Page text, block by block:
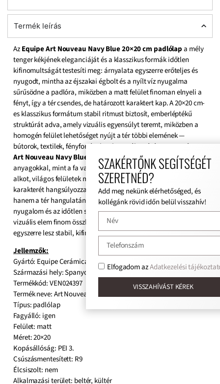
Termék leírás
AzEquipe Art Nouveau Navy Blue 20×20 cm padlólapa mély
tenger kékjének eleganciáját és a klasszikus formák időtlen
kifinomultságát testesíti meg: árnyalata egyszerre erőteljes és
nyugodt, mintha az éjszakai égbolt és a nyílt víz nyugalma
sűrűsödne a padlóra, miközben a matt felület finoman elnyeli a
fényt, így a tér csendes, de határozott karaktert kap. A 20×20 cm-
es klasszikus formátum stabil ritmust biztosít, emberléptékű
struktúrát adva, amely vizuális egyensúlyt teremt, miközben a
homogén felület lehetőséget nyújt a tér többi elemének —
bútorok, textilek, fényforrások — hangsúlyozására. AzEquipe
Art Nouveau Navy Blue
különleges erővel bír: természetes
anyagokkal, mint a fa vagy kő, meleg, harmonikus kontrasztot
alkot, világos felületek mellett pedig a tér mélységét és
karakterét hangsúlyozza. Ez a padlólap nem csupán burkolat,
hanem a tér hangulatának aktív formálója: az elegancia, a
nyugalom és az időtlen stílus megtestesülése, amelyben minden
vizuális elem finom összhangban bontakozik ki, és ahol a tér
egyszerre lesz stabil, kifinomult és meghitt.
Jellemzők:
Gyártó: Equipe Cerámicas
Származási hely: Spanyol
Termékkód: VEN024397
Termék neve: Art Nouveau Navy Blue
Típus: padlólap
Fagyálló: igen
Felület: matt
Méret: 20×20
Kopásállóság: PEI 3.
Csúszásmentesített: R9
Élcsiszolt: nem
Alkalmazási terület: beltér, kültér
SZAKÉRTŐNK SEGÍTSÉGÉT
SZERETNÉD?
Add meg nekünk elérhetőséged, és
kollégánk rövid időn belül visszahív!
Elfogadom azAdatkezelési
VISSZAHÍVÁST KÉREK